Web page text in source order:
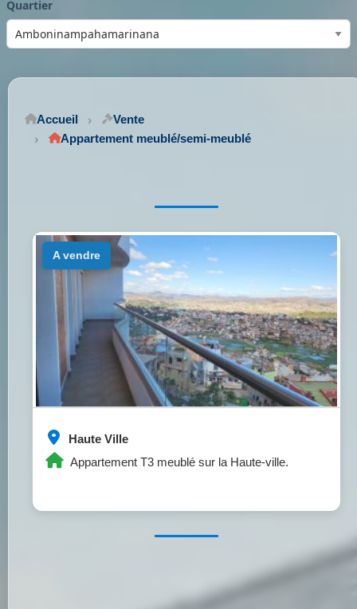
Quartier
Accueil
Vente
Appartement meublé/semi-meublé
Haute Ville
Appartement T3 meublé sur la Haute-ville.
a vendre